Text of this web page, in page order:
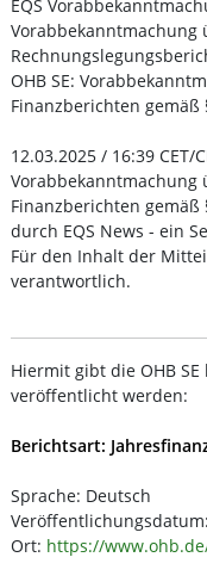
EQS
Vorabbekanntmachung
OHB SE:
Finanzberichten gemäß
12.03.2025 / 16:39 CET/
Vorabbekanntmachung
Finanzberichten gemäß
durch EQS News - ein
Für den Inhalt der
verantwortlich.
Hiermit gibt die OHB
veröffentlicht werden:
Berichtsart:
Sprache: Deutsch
Ort: https://